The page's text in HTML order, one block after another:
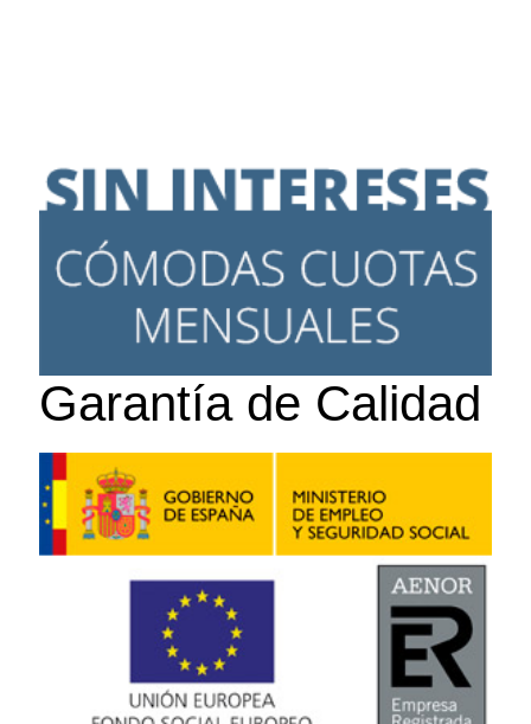
Garantía de Calidad